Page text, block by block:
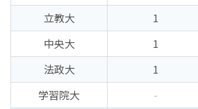
立教大
1
中央大
1
法政大
1
学習院大
-